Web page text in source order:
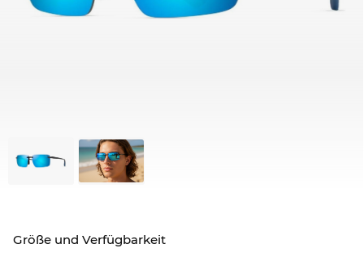
Größe und Verfügbarkeit